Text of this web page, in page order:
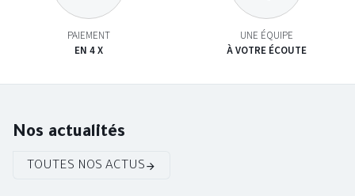
PAIEMENT
EN 4 X
UNE ÉQUIPE
À VOTRE ÉCOUTE
Nos actualités
TOUTES NOS ACTUS